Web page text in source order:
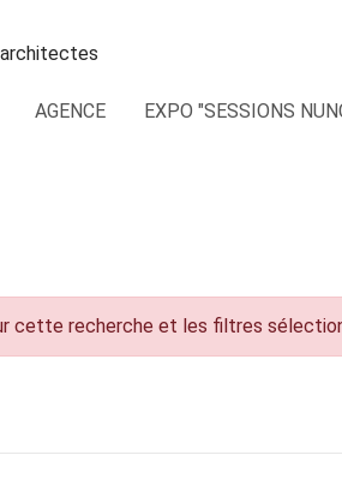
AGENCE EXPO "SESSIONS
cette recherche et les filtres